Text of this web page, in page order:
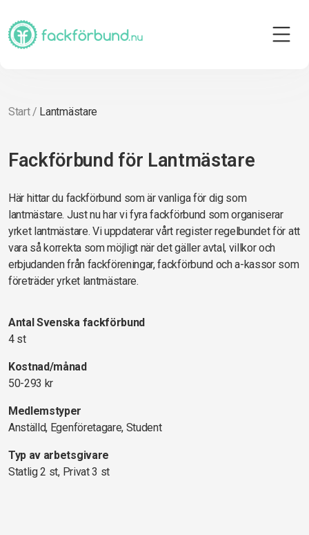
Start/ Lantmästare
Fackförbund för Lantmästare
Här hittar du fackförbund som är vanliga för dig som
lantmästare. Just nu har vi fyra fackförbund som organiserar
yrket lantmästare. Vi uppdaterar vårt register regelbundet för att
vara så korrekta som möjligt när det gäller avtal, villkor och
erbjudanden från fackföreningar, fackförbund och a-kassor som
företräder yrket lantmästare.
Antal Svenska fackförbund
4 st
Kostnad/månad
50-293 kr
Medlemstyper
Anställd, Egenföretagare, Student
Typ av arbetsgivare
Statlig 2 st, Privat 3 st